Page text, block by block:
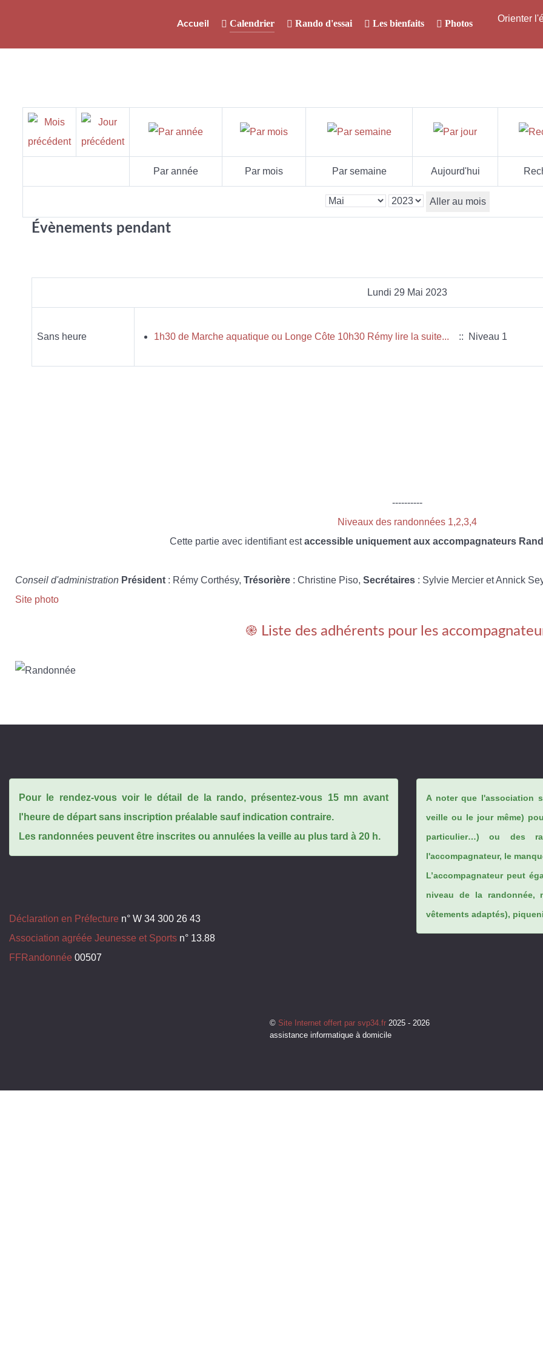
Accueil Calendrier Rando d'essai Les bienfaits Photos Orienter
Par année Par mois Par semaine Aujourd'hui
Aller au mois
Évènements pendant
Lundi 29 Mai 2023
Sans heure 1h30 de Marche aquatique ou Longe Côte 10h30 Rémy lire la suite... :: Niveau 1
----------
Niveaux des randonnées 1,2,3,4
Cette partie avec identifiant estaccessible uniquement aux accompagnateurs
Conseil d'administration Président : Rémy Corthésy, Trésorière : Christine Piso, Secrétaires : Sylvie Mercier et Annick
Site photo
֎ Liste des adhérents pour les
Pour le rendez-vous voir le détail de la rando, présentez-vous 15 mn avant
l'heure de départ sans inscription préalable sauf indication contraire.
Les randonnées peuvent être inscrites ou annulées la veille au plus tard à 20 h.
Déclaration en Préfecture n° W 34 300 26 43
Association agréée Jeunesse et Sports n° 13.88
FFRandonnée 00507
A noter que l'association
veille ou le jour même)
particulier…) ou des
l'accompagnateur, le
L’accompagnateur peut
niveau de la randonnée,
vêtements adaptés),
© Site Internet offert par svp34.fr 2025 - 2026
assistance informatique à domicile